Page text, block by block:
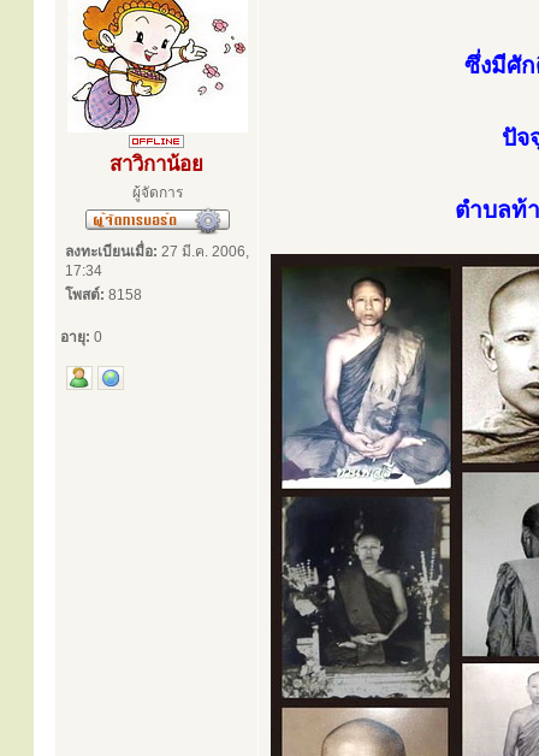
สาวิกาน้อย
ผู้จัดการ
ลงทะเบียนเมื่อ: 27 มี.ค. 2006,
17:34
โพสต์: 8158
อายุ: 0
ซึ่งมีศั
ปัจ
ตำบลท้